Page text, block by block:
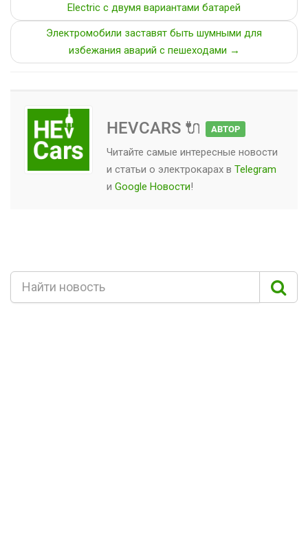
Electric с двумя вариантами батарей
Электромобили заставят быть шумными для
избежания аварий с пешеходами →
HEVCARS 🔌 АВТОР
Читайте самые интересные новости
и статьи о электрокарах в Telegram
и Google Новости!